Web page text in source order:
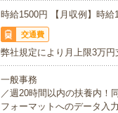
時給1500円 【月収例】時
交通費
弊社規定により月上限3万円
一般事務
／週20時間以内の扶養内！
フォーマットへのデータ入